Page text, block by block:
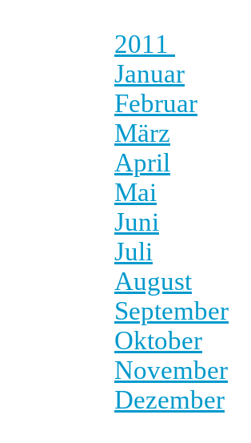
2011
Januar
Februar
März
April
Mai
Juni
Juli
August
September
Oktober
November
Dezember